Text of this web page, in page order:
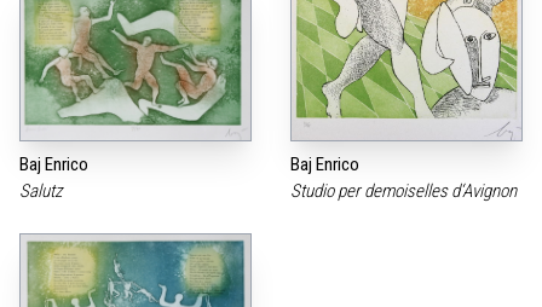
Baj Enrico
Salutz
Baj Enrico
Studio per demoiselles d‘Avignon